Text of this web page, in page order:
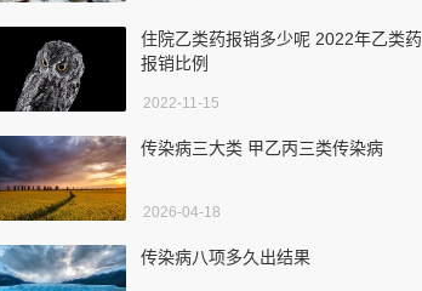
住院乙类药报销多少呢 2022年乙类药
报销比例
2022-11-15
传染病三大类 甲乙丙三类传染病
2026-04-18
传染病八项多久出结果